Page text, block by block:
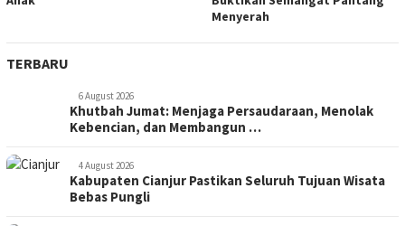
Menyerah
TERBARU
6 August 2026
Khutbah Jumat: Menjaga Persaudaraan, Menolak
Kebencian, dan Membangun …
4 August 2026
Kabupaten Cianjur Pastikan Seluruh Tujuan Wisata
Bebas Pungli